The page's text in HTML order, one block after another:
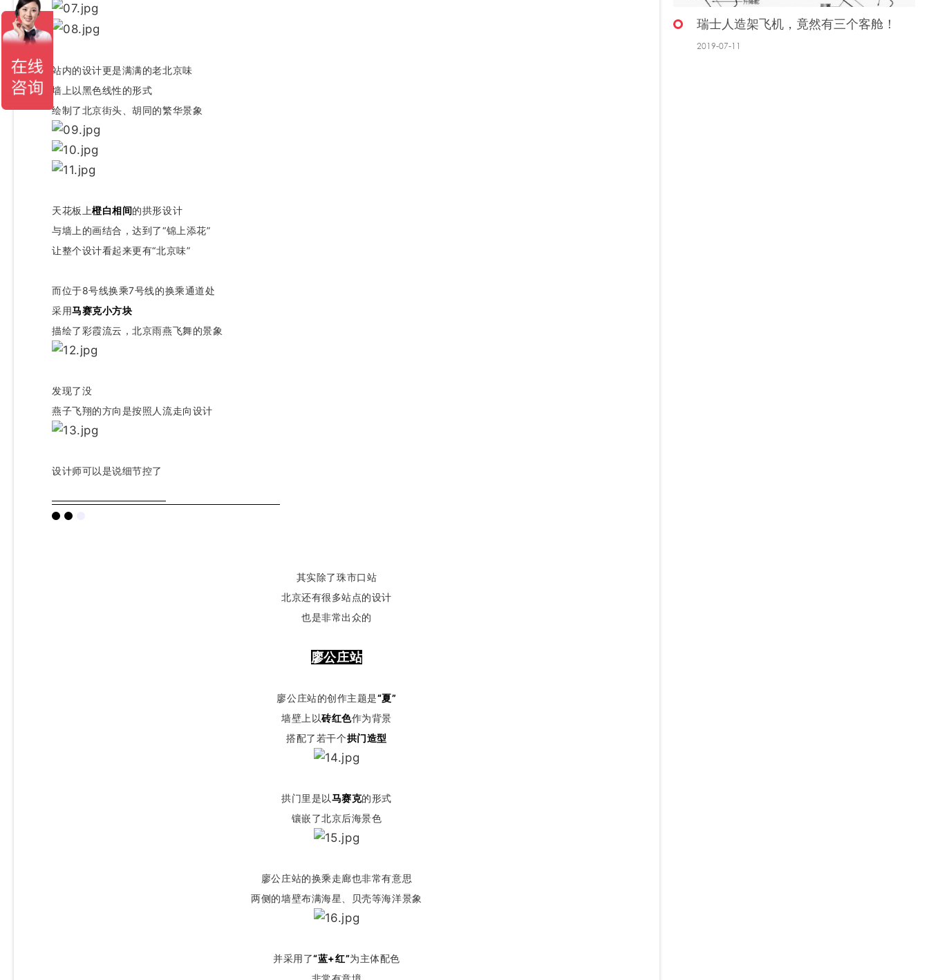
瑞士人造架飞机，竟然有三个客舱！
2019-07-11
站内的设计更是满满的老北京味
墙上以黑色线性的形式
绘制了北京街头、胡同的繁华景象
天花板上橙白相间的拱形设计
与墙上的画结合，达到了“锦上添花”
让整个设计看起来更有“北京味”
而位于8号线换乘7号线的换乘通道处
采用马赛克小方块
描绘了彩霞流云，北京雨燕飞舞的景象
发现了没
燕子飞翔的方向是按照人流走向设计
设计师可以是说细节控了
其实除了珠市口站
北京还有很多站点的设计
也是非常出众的
廖公庄站
廖公庄站的创作主题是“夏”
墙壁上以砖红色作为背景
搭配了若干个拱门造型
拱门里是以马赛克的形式
镶嵌了北京后海景色
廖公庄站的换乘走廊也非常有意思
两侧的墙壁布满海星、贝壳等海洋景象
并采用了“蓝+红”为主体配色